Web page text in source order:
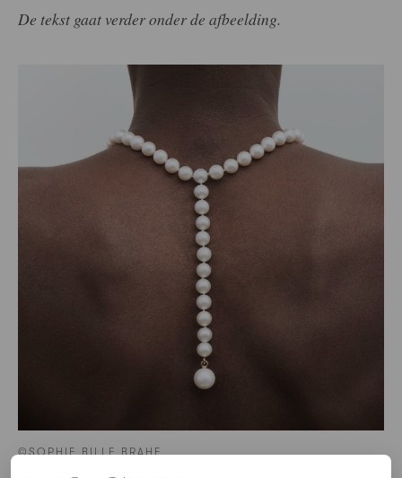
De tekst gaat verder onder de afbeelding.
©SOPHIE BILLE BRAHE